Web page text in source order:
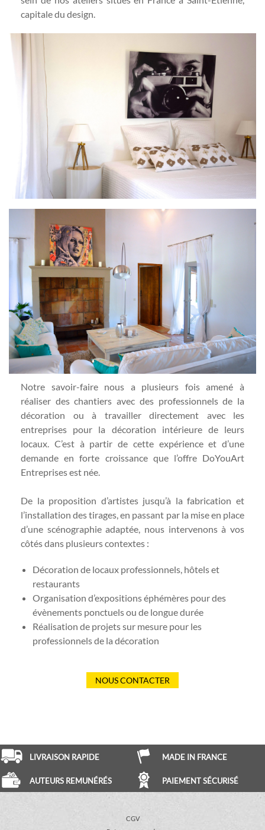
capitale du design.
Notre savoir-faire nous a plusieurs fois amené à
réaliser des chantiers avec des professionnels de la
décoration ou à travailler directement avec les
entreprises pour la décoration intérieure de leurs
locaux. C’est à partir de cette expérience et d’une
demande en forte croissance que l’offre DoYouArt
Entreprises est née.
De la proposition d’artistes jusqu’à la fabrication et
l’installation des tirages, en passant par la mise en place
d’une scénographie adaptée, nous intervenons à vos
côtés dans plusieurs contextes :
Décoration de locaux professionnels, hôtels et
restaurants
Organisation d’expositions éphémères pour des
évènements ponctuels ou de longue durée
Réalisation de projets sur mesure pour les
professionnels de la décoration
NOUS CONTACTER
LIVRAISON RAPIDE MADE IN FRANCE
AUTEURS REMUNÉRÉS PAIEMENT SÉCURISÉ
CGV